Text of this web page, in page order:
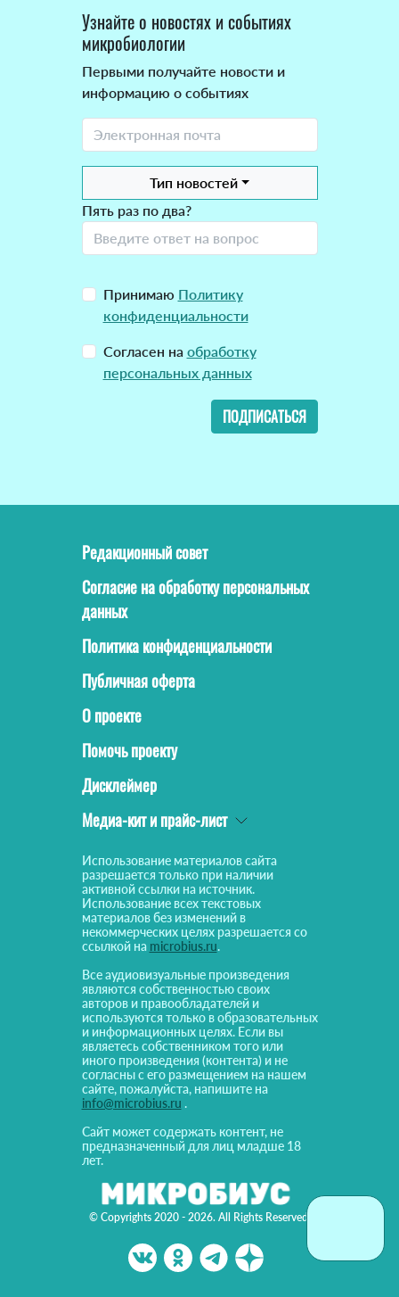
Узнайте о новостях и событиях
микробиологии
Первыми получайте новости и
информацию о событиях
Тип новостей
Пять раз по два?
Принимаю Политику
конфиденциальности
Согласен на обработку
персональных данных
ПОДПИСАТЬСЯ
© Copyrights 2020 - 2026. All Rights Reserved!
Редакционный совет
Согласие на обработку персональных
данных
Политика конфиденциальности
Публичная оферта
О проекте
Помочь проекту
Дисклеймер
Медиа-кит и прайс-лист
Использование материалов сайта
разрешается только при наличии
активной ссылки на источник.
Использование всех текстовых
материалов без изменений в
некоммерческих целях разрешается со
ссылкой на microbius.ru.
Все аудиовизуальные произведения
являются собственностью своих
авторов и правообладателей и
используются только в образовательных
и информационных целях. Если вы
являетесь собственником того или
иного произведения (контента) и не
согласны с его размещением на нашем
сайте, пожалуйста, напишите на
info@microbius.ru .
Сайт может содержать контент, не
предназначенный для лиц младше 18
лет.